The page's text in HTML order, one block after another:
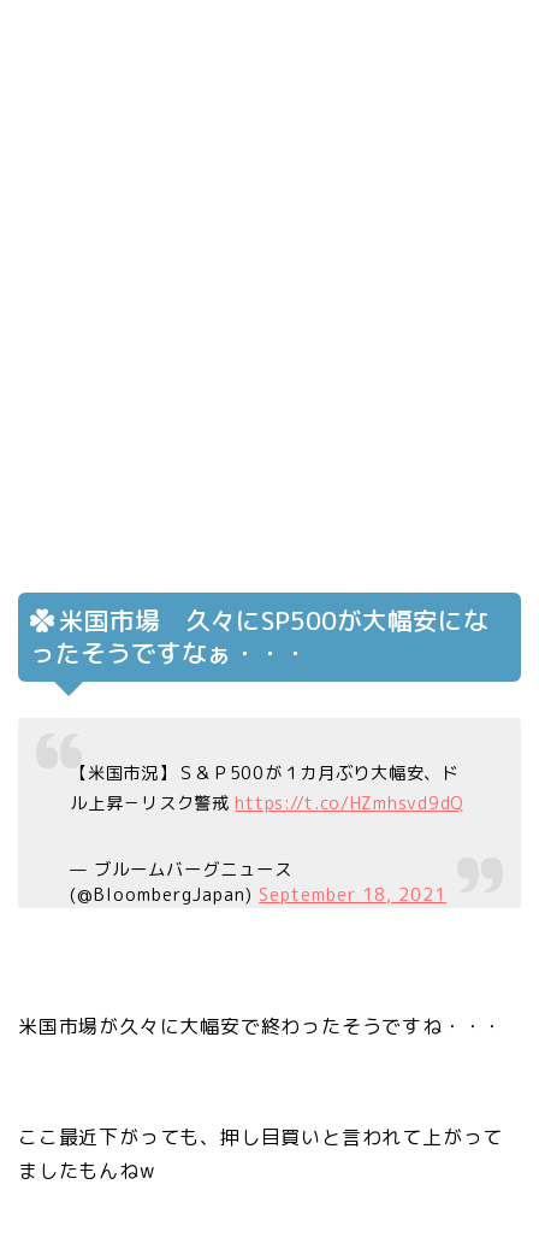
米国市場 久々にSP500が大幅安にな
ったそうですなぁ・・・
【米国市況】Ｓ＆Ｐ500が１カ月ぶり大幅安、ド
ル上昇－リスク警戒 https://t.co/HZmhsvd9dQ
— ブルームバーグニュース
(@BloombergJapan) September 18, 2021
米国市場が久々に大幅安で終わったそうですね・・・
ここ最近下がっても、押し目買いと言われて上がって
ましたもんねw